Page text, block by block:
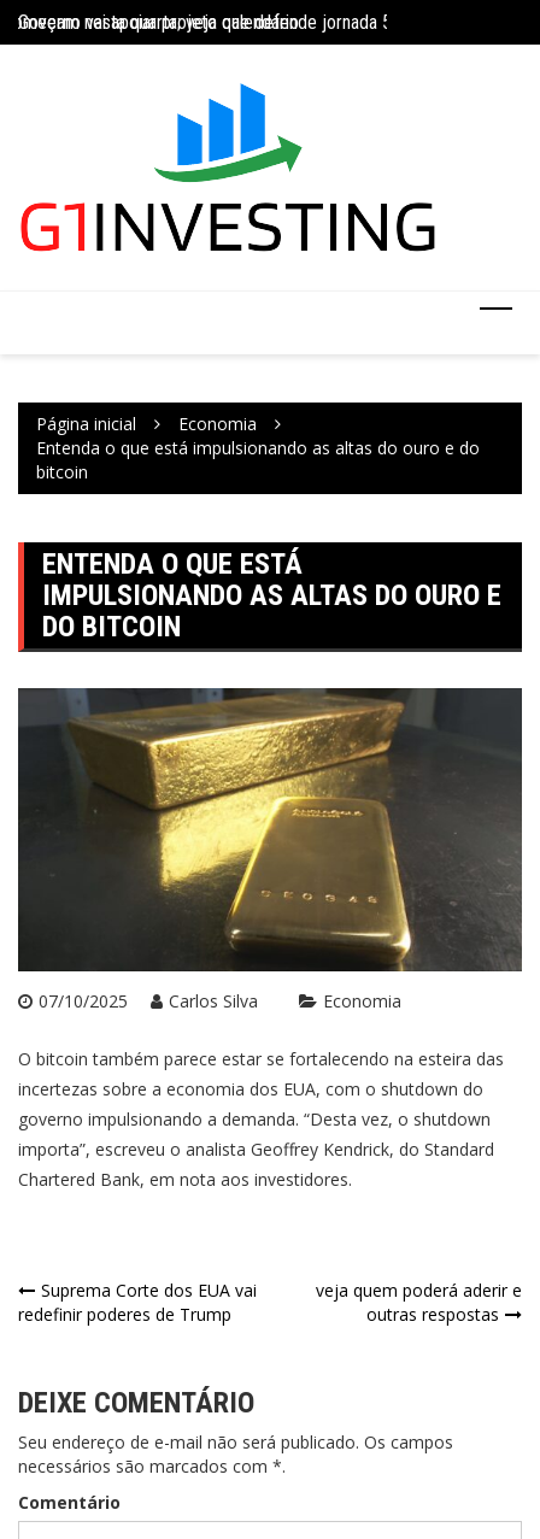
para
nesta quarta; veja calendário
Governo vai apoiar projeto que defende jornada 5×2 com limite de
Página inicial
Economia
Entenda o que está impulsionando as altas do ouro e do
bitcoin
ENTENDA O QUE ESTÁ
IMPULSIONANDO AS ALTAS DO OURO E
DO BITCOIN
07/10/2025 Carlos Silva Economia
O bitcoin também parece estar se fortalecendo na esteira das
incertezas sobre a economia dos EUA, com o shutdown do
governo impulsionando a demanda. “Desta vez, o shutdown
importa”, escreveu o analista Geoffrey Kendrick, do Standard
Chartered Bank, em nota aos investidores.
Navegação
Suprema Corte dos EUA vai
redefinir poderes de Trump
veja quem poderá aderir e
outras respostas
DEIXE COMENTÁRIO
Seu endereço de e-mail não será publicado. Os campos
necessários são marcados com *.
Comentário